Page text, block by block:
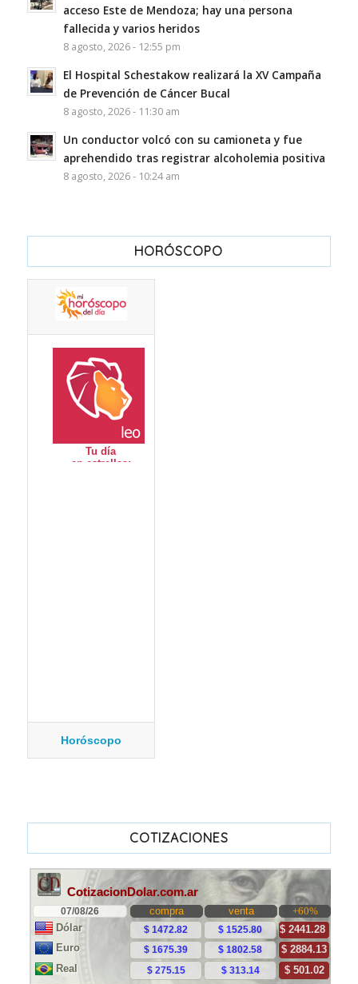
acceso Este de Mendoza; hay una persona
fallecida y varios heridos
8 agosto, 2026 - 12:55 pm
El Hospital Schestakow realizará la XV Campaña
de Prevención de Cáncer Bucal
8 agosto, 2026 - 11:30 am
Un conductor volcó con su camioneta y fue
aprehendido tras registrar alcoholemia positiva
8 agosto, 2026 - 10:24 am
HORÓSCOPO
Horóscopo
COTIZACIONES